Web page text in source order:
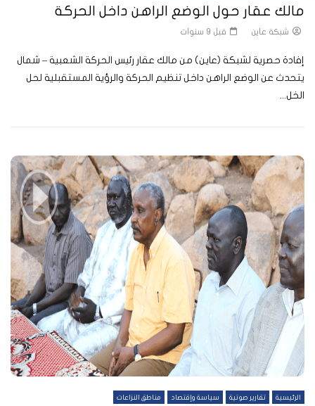
مالك عقار حول الوضع الراهن داخل الحركة
شبكة عاين قبل 9 سنوات
إفادة حصرية لشبكة (عاين) من مالك عقار رئيس الحركة الشعبية – شمال
يتحدث عن الوضع الراهن داخل تنظيم الحركة والرؤية المستقبلية لحل
الخل...
الرئيسية تقارير صوتية سياسة وإقتصاد مناطق النزاعات